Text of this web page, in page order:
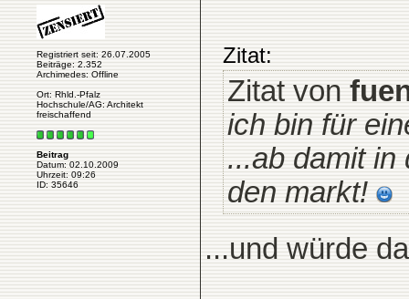
Registriert seit: 26.07.2005
Beiträge: 2.352
Archimedes: Offline
Ort: Rhld.-Pfalz
Hochschule/AG: Architekt
freischaffend
Beitrag
Datum: 02.10.2009
Uhrzeit: 09:26
ID: 35646
Zitat:
Zitat von
ich bin für
...ab damit in
den markt!
...und würde